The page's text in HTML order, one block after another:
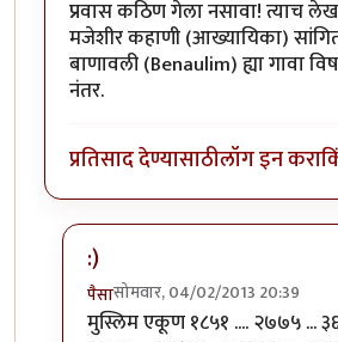
प्रवास कठिण गेला नसावा! त्याच
मजेशीर कहाणी (आख्यायिका)
बाणावली (Benaulim) ह्या गावा
नंतर.
प्रतिसाद देण्यासाठीलॉग इन करा
:)
पैसासोमवार, 04/02/2013 20:39
In reply toछानbyसुनील
मुस्लिम एकूण १८५१ .... २७७५ ...